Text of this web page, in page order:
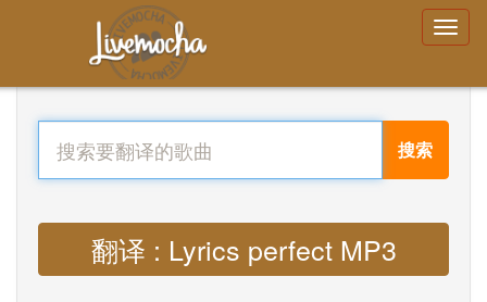
搜索
翻译 : Lyrics perfect MP3